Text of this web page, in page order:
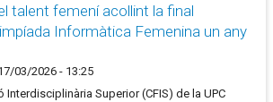
talent femení acollint la final
Informàtica Femenina un any
03/2026 - 13:25
Interdisciplinària Superior (CFIS) de la UPC